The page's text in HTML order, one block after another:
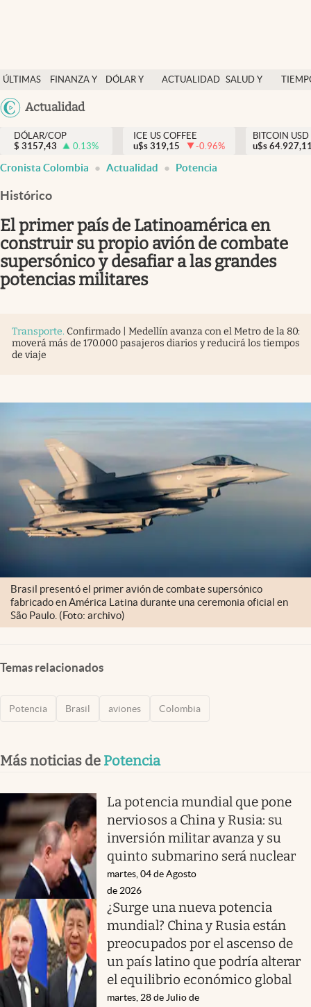
ÚLTIMAS
NOTICIAS
FINANZA Y
DÓLAR Y
ACTUALIDAD SALUD Y
México
Actualidad
Salud y nutrición
Vida espiritual
Actualidad
Colombia
DÓLAR/COP
$ 3157,43 0.13%
ICE US COFFEE
u$s 319,15 -0.96%
BITCOIN USD
u$s
Cronista Colombia Actualidad Potencia
Histórico
El primer país de Latinoamérica en
construir su propio avión de combate
supersónico y desafiar a las grandes
potencias militares
Transporte. Confirmado | Medellín avanza con el Metro de la 80:
moverá más de 170.000 pasajeros diarios y reducirá los tiempos
de viaje
Brasil presentó el primer avión de combate supersónico
fabricado en América Latina durante una ceremonia oficial en
São Paulo. (Foto: archivo)
Temas relacionados
Potencia Brasil aviones Colombia
Más noticias de Potencia
La potencia mundial que pone
nerviosos a China y Rusia: su
inversión militar avanza y su
quinto submarino será nuclear
martes, 04 de Agosto
de 2026
¿Surge una nueva potencia
mundial? China y Rusia están
preocupados por el ascenso de
un país latino que podría alterar
el equilibrio económico global
martes, 28 de Julio de